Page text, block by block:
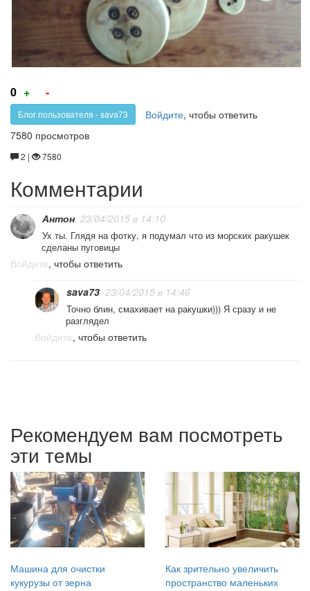
0 +
за!
-
против!
Блог пользователя - sava73 Войдите, чтобы ответить
7580 просмотров
2 | 7580
Комментарии
Антон , 23/04/2015 в 14:10
Ух ты. Глядя на фотку, я подумал что из морских ракушек
сделаны пуговицы
Войдите, чтобы ответить
sava73 , 23/04/2015 в 14:46
Точно блин, смахивает на ракушки))) Я сразу и не
разглядел
Войдите, чтобы ответить
Рекомендуем вам посмотреть
эти темы
Машина для очистки
кукурузы от зерна
Как зрительно увеличить
пространство маленьких